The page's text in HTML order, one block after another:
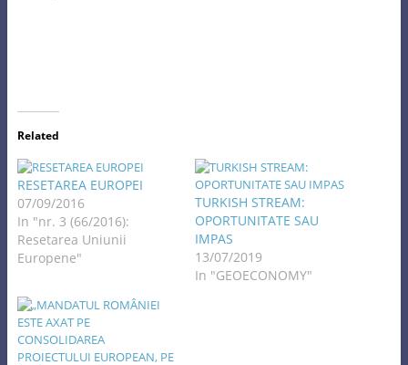
Related
RESETAREA EUROPEI
07/09/2016
In "nr. 3 (66/2016):
Resetarea Uniunii
Europene"
TURKISH STREAM:
OPORTUNITATE SAU
IMPAS
13/07/2019
In "GEOECONOMY"